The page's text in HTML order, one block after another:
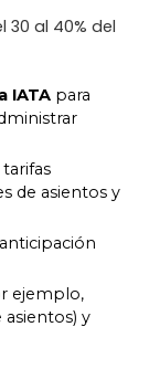
30 al 40% del
IATA para
de asientos y
ejemplo,
asientos) y